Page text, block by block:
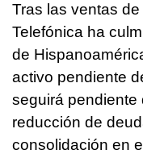
Tras las ventas
Telefónica ha
de
activo pendiente
seguirá pendiente
reducción de
consolidación en